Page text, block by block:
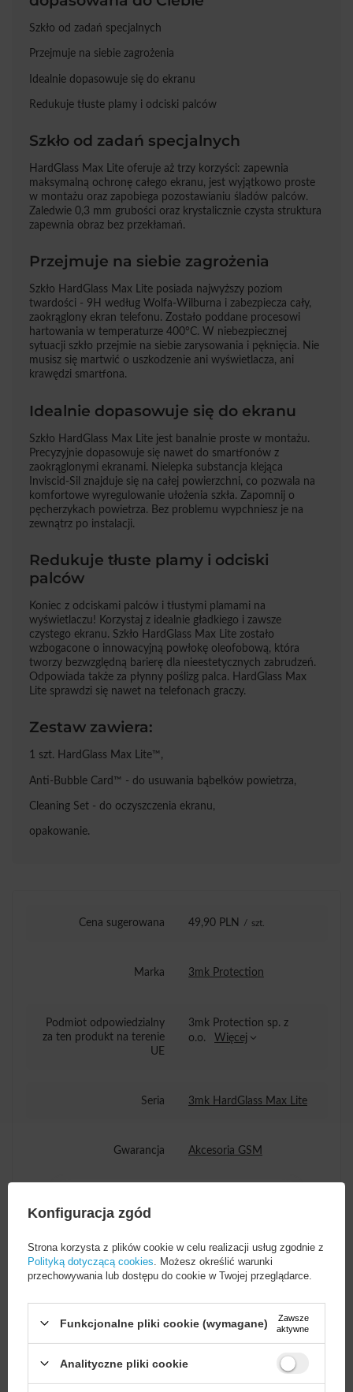
Szkło od zadań specjalnych
Przejmuje na siebie zagrożenia
Idealnie dopasowuje się do ekranu
Redukuje tłuste plamy i odciski palców
Szkło od zadań specjalnych
HardGlass Max Lite oferuje aż trzy korzyści: zapewnia
maksymalną ochronę całego ekranu, jest wyjątkowo proste
w montażu oraz zapobiega pozostawianiu śladów palców.
Zaledwie 0,3 mm grubości oraz krystalicznie czysta struktura
zapewnia obraz bez przekłamań.
Przejmuje na siebie zagrożenia
Szkło HardGlass Max Lite posiada najwyższy poziom
twardości - 9H według Wolfa-Wilburna i zabezpiecza cały,
zaokrąglony ekran telefonu. Zostało poddane procesowi
hartowania w temperaturze 400°C. W niebezpiecznej
sytuacji szkło przejmie na siebie zarysowania i pęknięcia. Nie
musisz się martwić o uszkodzenie ani wyświetlacza, ani
krawędzi smartfona.
Idealnie dopasowuje się do ekranu
Szkło HardGlass Max Lite jest banalnie proste w montażu.
Precyzyjnie dopasowuje się nawet do smartfonów z
zaokrąglonymi ekranami. Nielepka substancja klejąca
Inviscid-Sil znajduje się na całej powierzchni, co pozwala na
komfortowe wyregulowanie ułożenia szkła. Zapomnij o
pęcherzykach powietrza. Bez problemu wypchniesz je na
zewnątrz po instalacji.
Redukuje tłuste plamy i odciski
palców
Koniec z odciskami palców i tłustymi plamami na
wyświetlaczu! Korzystaj z idealnie gładkiego i zawsze
czystego ekranu. Szkło HardGlass Max Lite zostało
wzbogacone o innowacyjną powłokę oleofobową, która
tworzy bezwzględną barierę dla nieestetycznych zabrudzeń.
Odpowiada także za płynny poślizg palca. HardGlass Max
Lite sprawdzi się nawet na telefonach graczy.
Zestaw zawiera:
1 szt. HardGlass Max Lite™,
Anti-Bubble Card™ - do usuwania bąbelków powietrza,
Cleaning Set - do oczyszczenia ekranu,
opakowanie.
Cena sugerowana 49,90 PLN / szt.
Marka 3mk Protection
Podmiot odpowiedzialny
za ten produkt na terenie
UE
3mk Protection sp. z
o.o.
Więcej
Seria 3mk HardGlass Max Lite
Gwarancja Akcesoria GSM
towaru w cm
Głębokość opakowania
towaru w cm
8,2
Szerokość opakowania
towaru w cm
11 Więcej
Konfiguracja zgód
Strona korzysta z plików cookie w celu realizacji usług zgodnie z
Polityką dotyczącą cookies . Możesz określić warunki
przechowywania lub dostępu do cookie w Twojej przeglądarce.
Funkcjonalne pliki cookie (wymagane)
Zawsze
aktywne
Analityczne pliki cookie